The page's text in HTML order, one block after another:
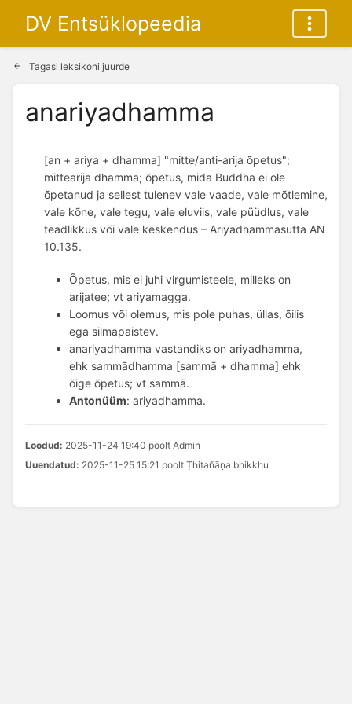
DV Entsüklopeedia
Tagasi leksikoni juurde
anariyadhamma
[an + ariya + dhamma] "mitte/anti-arija õpetus";
mittearija dhamma; õpetus, mida Buddha ei ole
õpetanud ja sellest tulenev vale vaade, vale mõtlemine,
vale kõne, vale tegu, vale eluviis, vale püüdlus, vale
teadlikkus või vale keskendus – Ariyadhammasutta AN
10.135.
Õpetus, mis ei juhi virgumisteele, milleks on
arijatee; vt ariyamagga.
Loomus või olemus, mis pole puhas, üllas, õilis
ega silmapaistev.
anariyadhamma vastandiks on ariyadhamma,
ehk sammādhamma [sammā + dhamma] ehk
õige õpetus; vt sammā.
Antonüüm: ariyadhamma.
Loodud: 2025-11-24 19:40 poolt Admin
Uuendatud: 2025-11-25 15:21 poolt Ṭhitañāṇa bhikkhu